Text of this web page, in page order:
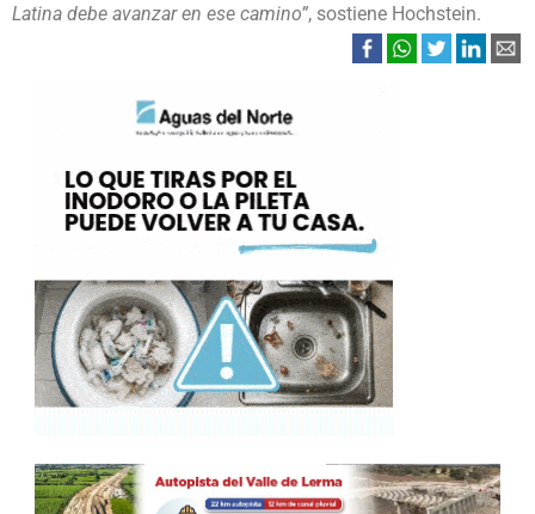
Latina debe avanzar en ese camino”, sostiene Hochstein.